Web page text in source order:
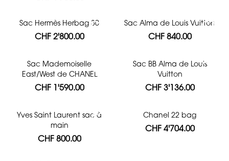
Sac Hermès Herbag 30
CHF 2'800.00
Sac Alma de Louis Vuitton
CHF 840.00
Sac Mademoiselle
East/West de CHANEL
CHF 1'590.00
Sac BB Alma de Louis
Vuitton
CHF 3'136.00
Yves Saint Laurent sac à
main
CHF 800.00
Chanel 22 bag
CHF 4'704.00